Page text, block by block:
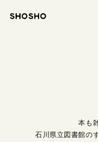
本も
石川県立図書館の